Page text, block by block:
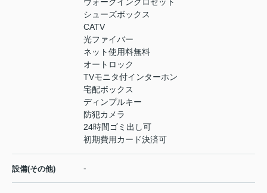
ウォークインクロゼット
シューズボックス
CATV
光ファイバー
ネット使用料無料
オートロック
TVモニタ付インターホン
宅配ボックス
ディンプルキー
防犯カメラ
24時間ゴミ出し可
初期費用カード決済可
設備(その他) -